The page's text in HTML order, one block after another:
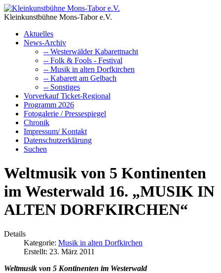
Kleinkunstbühne Mons-Tabor e.V.
Aktuelles
News-Archiv
-- Westerwälder Kabarettnacht
-- Folk & Fools - Festival
-- Musik in alten Dorfkirchen
-- Kabarett am Gelbach
-- Sonstiges
Vorverkauf Ticket-Regional
Programm 2026
Fotogalerie / Pressespiegel
Chronik
Impressum/ Kontakt
Datenschutzerklärung
Suchen
Weltmusik von 5 Kontinenten
im Westerwald 16. „MUSIK IN
ALTEN DORFKIRCHEN“
Details
Kategorie: Musik in alten Dorfkirchen
Erstellt: 23. März 2011
Weltmusik von 5 Kontinenten im Westerwald